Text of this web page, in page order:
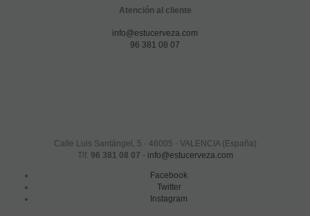
Atención al cliente
info@estucerveza.com
96 381 08 07
Calle Luis Santángel, 5 · 46005 - VALENCIA (España)
Tlf. 96 381 08 07 - info@estucerveza.com
Facebook
Twitter
Instagram